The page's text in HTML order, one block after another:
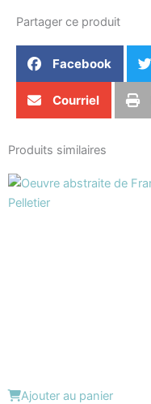
Partager ce produit
Facebook
Courriel
Produits similaires
Ajouter au panier